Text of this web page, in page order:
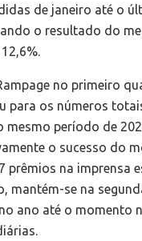
de janeiro até o
o resultado do
no primeiro
para os números
mesmo período de
o sucesso do
prêmios na imprensa
mantém-se na
ano até o momento